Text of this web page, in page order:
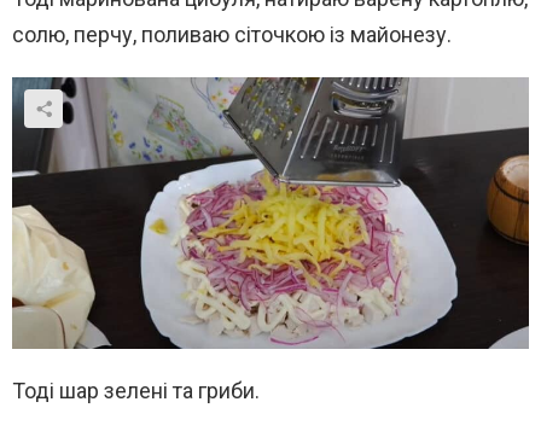
солю, перчу, поливаю сіточкою із майонезу.
Тоді шар зелені та гриби.